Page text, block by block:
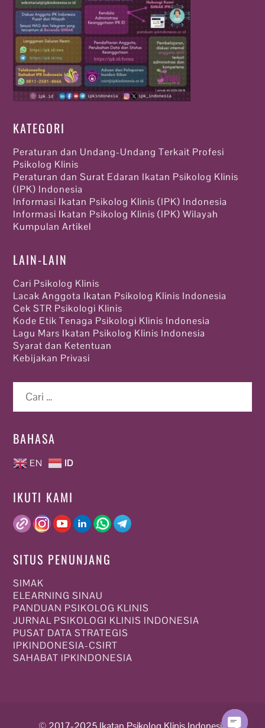
KATEGORI
Peraturan dan Undang-Undang Terkait Profesi
Psikolog Klinis
Peraturan dan Surat Edaran Ikatan Psikolog Klinis
(IPK) Indonesia
Informasi Ikatan Psikolog Klinis (IPK) Indonesia
Informasi Ikatan Psikolog Klinis (IPK) Wilayah
Kumpulan Artikel
LAIN-LAIN
Cari Psikolog Klinis
Lacak Anggota Ikatan Psikolog Klinis Indonesia
Cek STR Psikologi Klinis
Kode Etik Tenaga Psikologi Klinis Indonesia
Lagu Mars Ikatan Psikolog Klinis Indonesia
Syarat dan Ketentuan
Kebijakan Privasi
untuk:
BAHASA
EN ID
IKUTI KAMI
SITUS PENUNJANG
SIMAK
ELEARNING SINAU
PANDUAN PSIKOLOG KLINIS
JURNAL PSIKOLOGI KLINIS INDONESIA
PUSAT DATA STRATEGIS
IPKINDONESIA-CSIRT
SAHABAT IPKINDONESIA